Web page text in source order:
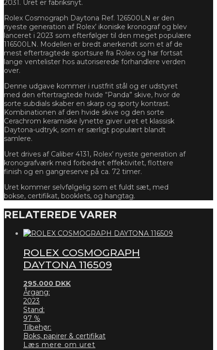
2031. Uret er fabriksnyt.
Rolex Cosmograph Daytona Ref. 126500LN er den
nyeste generation af Rolex’ ikoniske kronograf og blev
lanceret i 2023 som efterfølger til den meget populære
116500LN. Modellen er bredt anerkendt som et af de
mest eftertragtede sportsure fra Rolex og har fortsat
lange ventelister hos autoriserede forhandlere verden
over.
Denne udgave kommer i rustfrit stål og er udstyret
med den eftertragtede hvide “Panda” skive, hvor de
sorte subdials skaber en skarp og sporty kontrast.
Kombinationen af den hvide skive og den sorte
Cerachrom keramiske lynette giver uret et klassisk
Daytona-udtryk, som er særligt populært blandt
samlere.
Uret drives af Caliber 4131, Rolex’ nyeste generation af
kronografværk med forbedret effektivitet, flottere
finish og en gangreserve på ca. 72 timer.
Uret kommer selvfølgelig som et fuldt sæt, med
bokse, certifikat, booklets, og hangtag.
RELATEREDE VARER
ROLEX COSMOGRAPH
DAYTONA 116509
295.000 DKK
Årgang:
2023
Stand:
97 %
Tilbehør:
Boks, papirer & certifikat
Læs mere om uret